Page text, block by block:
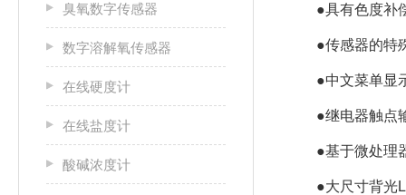
臭氧数字传感器
数字溶解氧传感器
在线硬度计
在线盐度计
酸碱浓度计
●具有色度补
●传感器的特
●中文菜单显
●继电器触点
●基于微处理
●大尺寸背光